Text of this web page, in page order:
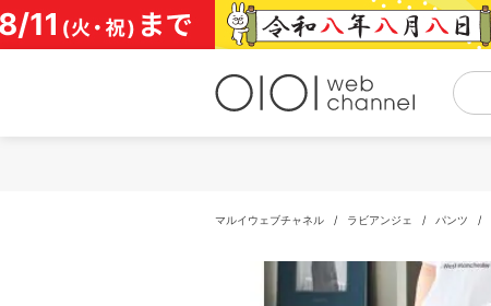
コ
ン
テ
マルイウェブチャネル / ラビアンジェ / パンツ /